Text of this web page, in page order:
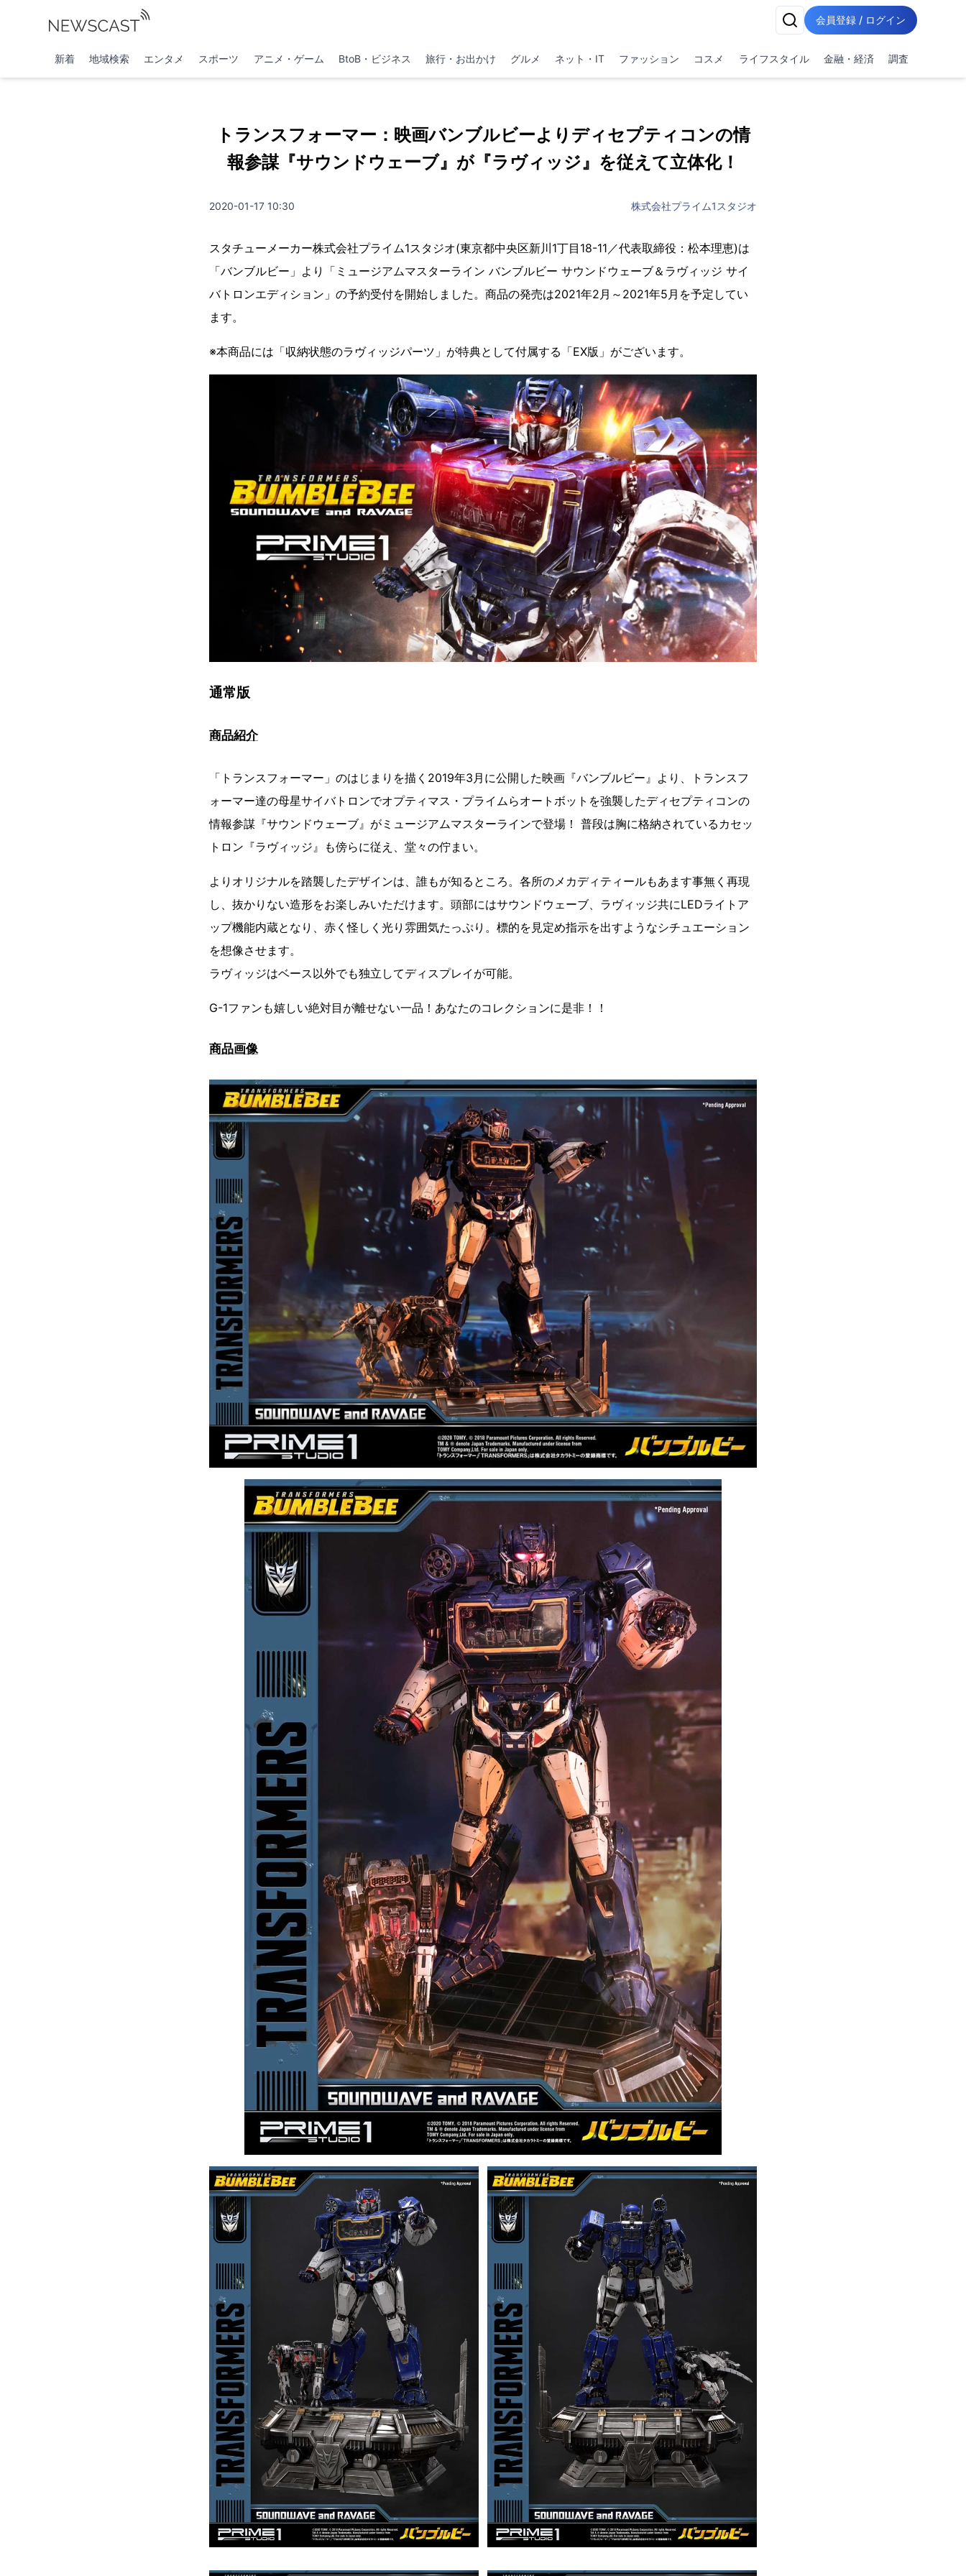
会員登録 / ログイン
新着 地域検索 エンタメ スポーツ アニメ・ゲーム BtoB・ビジネス 旅行・お出かけ グルメ ネット・IT ファッション コスメ ライフスタイル 金融・経済 調査
トランスフォーマー：映画バンブルビーよりディセプティコンの情
報参謀『サウンドウェーブ』が『ラヴィッジ』を従えて立体化！
2020-01-17 10:30 株式会社プライム1スタジオ
スタチューメーカー株式会社プライム1スタジオ(東京都中央区新川1丁目18-11／代表取締役：松本理恵)は
「バンブルビー」より「ミュージアムマスターライン バンブルビー サウンドウェーブ＆ラヴィッジ サイ
バトロンエディション」の予約受付を開始しました。商品の発売は2021年2月～2021年5月を予定してい
ます。
※本商品には「収納状態のラヴィッジパーツ」が特典として付属する「EX版」がございます。
通常版
商品紹介
「トランスフォーマー」のはじまりを描く2019年3月に公開した映画『バンブルビー』より、トランスフ
ォーマー達の母星サイバトロンでオプティマス・プライムらオートボットを強襲したディセプティコンの
情報参謀『サウンドウェーブ』がミュージアムマスターラインで登場！ 普段は胸に格納されているカセッ
トロン『ラヴィッジ』も傍らに従え、堂々の佇まい。
よりオリジナルを踏襲したデザインは、誰もが知るところ。各所のメカディティールもあます事無く再現
し、抜かりない造形をお楽しみいただけます。頭部にはサウンドウェーブ、ラヴィッジ共にLEDライトア
ップ機能内蔵となり、赤く怪しく光り雰囲気たっぷり。標的を見定め指示を出すようなシチュエーション
を想像させます。
ラヴィッジはベース以外でも独立してディスプレイが可能。
G-1ファンも嬉しい絶対目が離せない一品！あなたのコレクションに是非！！
商品画像